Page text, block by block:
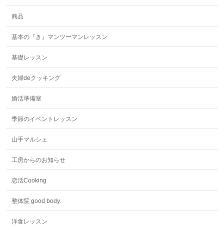
商品
基本の『き』マンツーマンレッスン
基礎レッスン
夫婦deクッキング
婚活準備室
季節のイベントレッスン
山手マルシェ
工房からのお知らせ
恋活Cooking
整体院 good body.
洋食レッスン